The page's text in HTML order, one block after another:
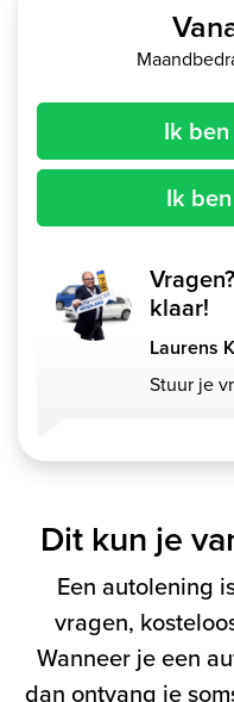
Ik
Ik
klaar!
Laurens
Stuur je
Dit kun je
Een autolening
vragen,
Wanneer je een
dan ontvang je